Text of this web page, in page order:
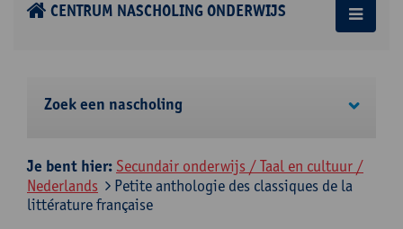
CENTRUM NASCHOLING ONDERWIJS
Zoek een nascholing
Je bent hier: Secundair onderwijs / Taal en cultuur /
Nederlands
Petite anthologie des classiques de la
littérature française